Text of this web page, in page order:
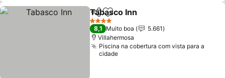
PartilharAdicionar aos favoritos
Tabasco Inn
4 Estrelas
8,1 Muito boa
5.661
Villahermosa
Piscina na cobertura com vista para a
cidade